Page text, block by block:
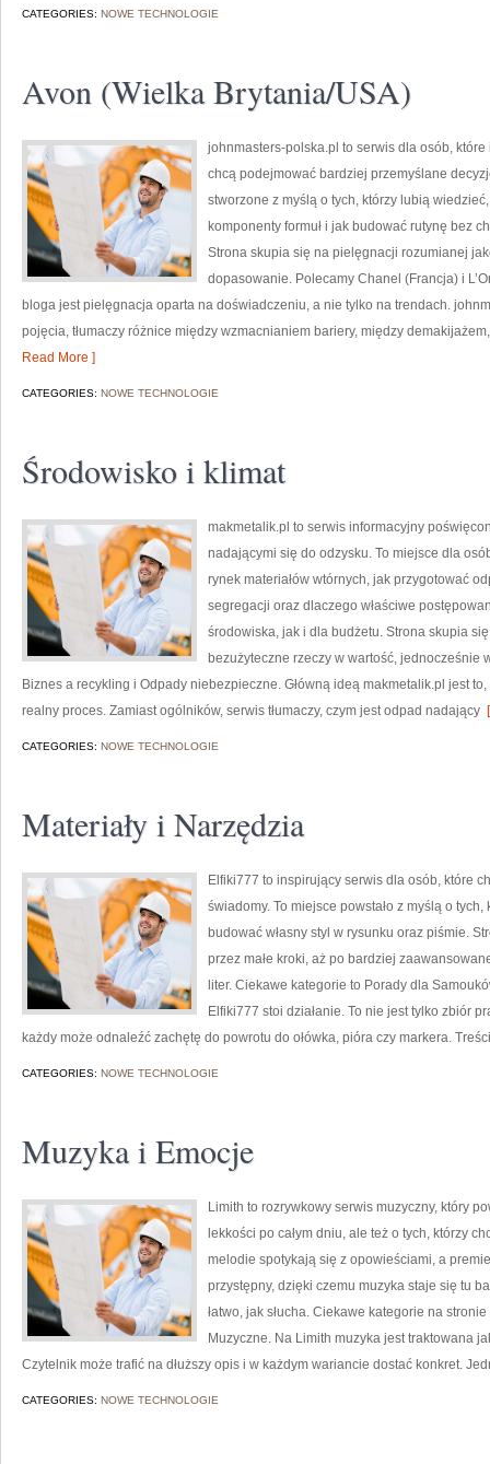
CATEGORIES: NOWE TECHNOLOGIE
Avon (Wielka Brytania/USA)
johnmasters-polska.pl to serwis dla osób,
chcą podejmować bardziej przemyślane
stworzone z myślą o tych, którzy lubią
komponenty formuł i jak budować rutynę bez
Strona skupia się na pielęgnacji rozumianej
dopasowanie. Polecamy Chanel (Francja) i
bloga jest pielęgnacja oparta na doświadczeniu, a nie tylko na trendach.
pojęcia, tłumaczy różnice między wzmacnianiem bariery, między
Read More ]
CATEGORIES: NOWE TECHNOLOGIE
Środowisko i klimat
makmetalik.pl to serwis informacyjny
nadającymi się do odzysku. To miejsce dla
rynek materiałów wtórnych, jak przygotować
segregacji oraz dlaczego właściwe
środowiska, jak i dla budżetu. Strona skupia
bezużyteczne rzeczy w wartość,
Biznes a recykling i Odpady niebezpieczne. Główną ideą makmetalik.pl jest
realny proces. Zamiast ogólników, serwis tłumaczy, czym jest odpad nadający
CATEGORIES: NOWE TECHNOLOGIE
Materiały i Narzędzia
Elfiki777 to inspirujący serwis dla osób, które
świadomy. To miejsce powstało z myślą o
budować własny styl w rysunku oraz piśmie.
przez małe kroki, aż po bardziej
liter. Ciekawe kategorie to Porady dla
Elfiki777 stoi działanie. To nie jest tylko zbiór
każdy może odnaleźć zachętę do powrotu do ołówka, pióra czy markera.
CATEGORIES: NOWE TECHNOLOGIE
Muzyka i Emocje
Limith to rozrywkowy serwis muzyczny, który
lekkości po całym dniu, ale też o tych, którzy
melodie spotykają się z opowieściami, a
przystępny, dzięki czemu muzyka staje się tu
łatwo, jak słucha. Ciekawe kategorie na
Muzyczne. Na Limith muzyka jest traktowana
Czytelnik może trafić na dłuższy opis i w każdym wariancie dostać konkret.
CATEGORIES: NOWE TECHNOLOGIE